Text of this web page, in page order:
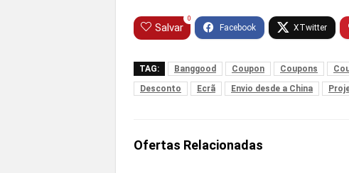
Salvar
0
TAG: Banggood Coupon Coupons
Desconto
Ecrã Envio desde a China
Ofertas Relacionadas